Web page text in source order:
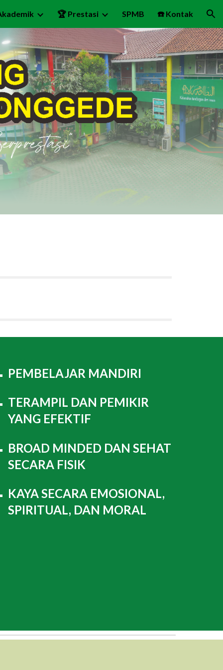
🏆 Prestasi SPMB ☎️ Kontak
PEMBELAJAR MANDIRI
TERAMPIL DAN PEMIKIR
YANG EFEKTIF
BROAD MINDED DAN SEHAT
SECARA FISIK
KAYA SECARA EMOSIONAL,
SPIRITUAL, DAN MORAL